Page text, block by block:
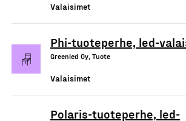
Valaisimet
Phi-tuoteperhe, led-
Greenled Oy, Tuote
Valaisimet
Polaris-tuoteperhe, led-